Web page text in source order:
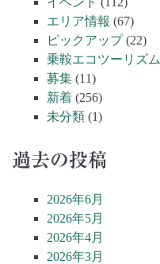
エリア情報 (67)
ピックアップ(22)
乗鞍エコツーリズム
募集 (11)
新着 (256)
未分類 (1)
過去の投稿
2026年6月
2026年5月
2026年4月
2026年3月